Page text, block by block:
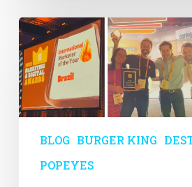
ZAMP
recebe
prêmio
internacional
de
parceria
com
Movimento
Arredondar
BLOG BURGER KING
POPEYES